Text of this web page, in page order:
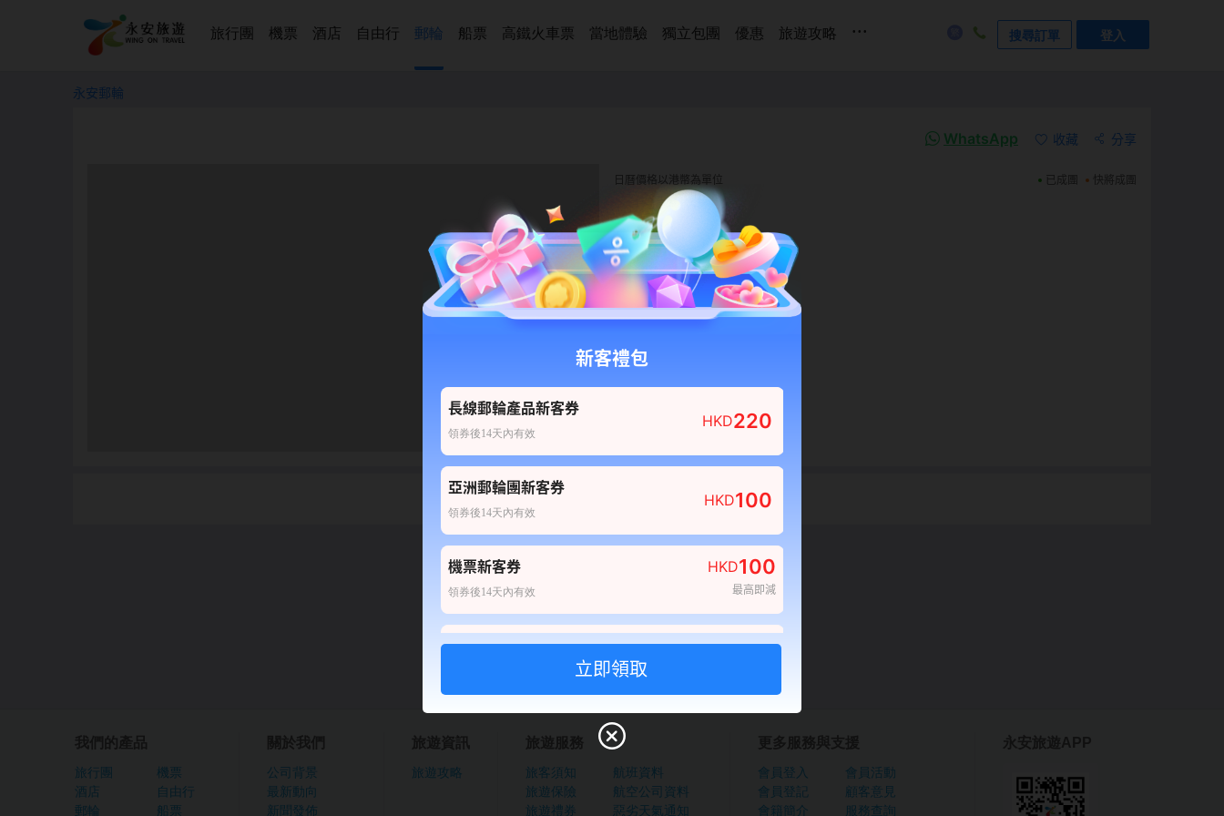
旅行團 機票 酒店 自由行 郵輪 船票 高鐵火車票 當地體驗 獨立包團 優惠 旅遊攻略 ... 搜尋訂單 登入
永安郵輪
WhatsApp 收藏 分享
日曆價格以港幣為單位 已成團 快將成團
確認
旅行團
酒店
郵輪
機票
自由行
船票
公司背景
最新動向
新聞發佈
旅遊攻略
旅客須知
旅遊保險
旅遊禮券
航班資料
航空公司資料
惡劣天氣通知
會員登入
會員登記
會籍簡介
會員活動
顧客意見
服務查詢
新客禮包
長線郵輪產品新客券
領券後14天內有效
HKD220
亞洲郵輪團新客券
領券後14天內有效
HKD100
機票新客券
領券後14天內有效
HKD100
最高即減
酒店新客券 HKD80